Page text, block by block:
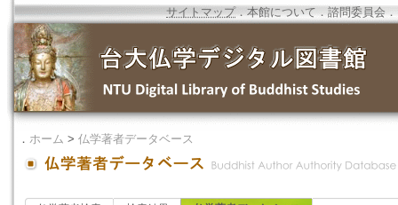
サイトマップ．本館について ．諮問委員会 ．
． ホーム > 仏学著者データベース